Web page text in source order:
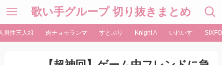
歌い手グループ 切り抜きまとめ
男性三人組 肉チョモランマ すとぷり Knight A いれいす